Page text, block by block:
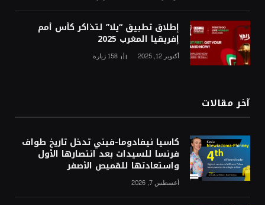
إطلاق تطبيق “يلا” لتذاكر كأس أمم
إفريقيا المغرب 2025
أكتوبر 12, 2025 158 زيارة
آخر مقالات
كاسيا نيفادوما-فيني تدخل تاريخ طواف
فرنسا للسيدات بعد انتصارها الأول
واستعادتها للقميص الأصفر
أغسطس 7, 2026